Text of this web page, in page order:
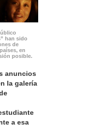
han sido
de
en
posible.
anuncios
la galería
a esa